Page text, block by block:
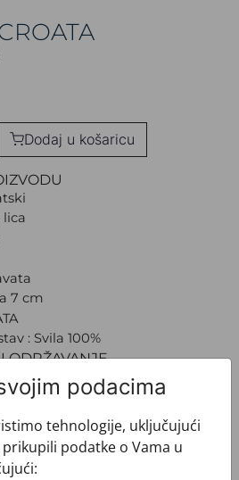
Dodaj u košaricu
lica
7 cm
: Svila 100%
ODRŽAVANJE
podacima
tehnologije, uključujući
podatke o Vama u